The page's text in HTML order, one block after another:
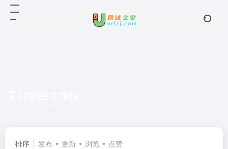
排序 发布 更新 浏览 点赞